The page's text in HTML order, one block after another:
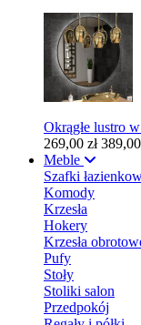
Okrągłe lustro
269,00 zł 389,00
Meble
Szafki
Komody
Krzesła
Hokery
Krzesła
Pufy
Stoły
Stoliki salon
Przedpokój